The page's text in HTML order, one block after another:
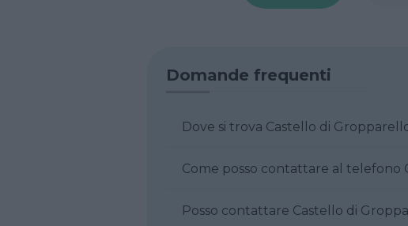
Domande frequenti
Dove si trova Castello di
Posso contattare